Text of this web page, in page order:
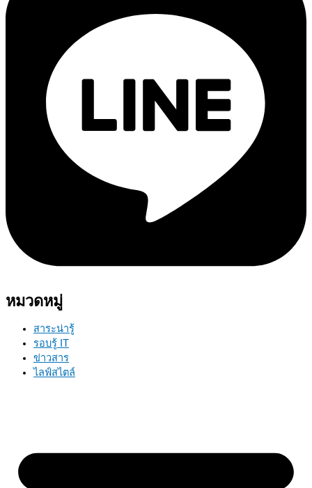
หมวดหมู่
สาระน่ารู้
รอบรู้ IT
ข่าวสาร
ไลฟ์สไตล์